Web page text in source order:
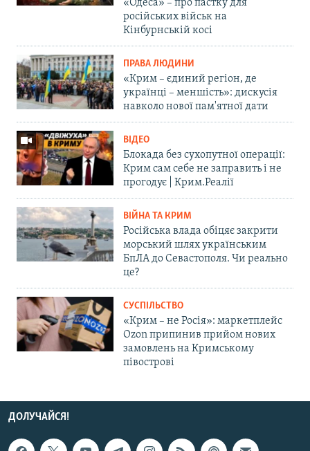
«Одеса» – про пастку для
російських військ на
Кінбурнській косі
ПРАВА ЛЮДИНИ
«Крим – єдиний регіон, де
українці – меншість»: дискусія
навколо нової пам'ятної дати
ВІДЕО
Блокада без сухопутної операції:
Крим сам себе не заправить і не
прогодує | Крим.Реалії
ВІЙНА ТА КРИМ
Російська влада обіцяє закрити
морський шлях українським
БпЛА до Севастополя. Чи реально
це?
СУСПІЛЬСТВО
«Крим – не Росія»: маркетплейс
Ozon припинив прийом нових
замовлень на Кримському
півострові
ДОЛУЧАЙСЯ!